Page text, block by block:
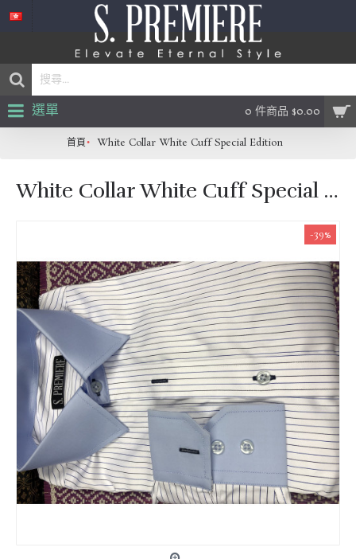
0 件商品 $0.00
選單
首頁 White Collar White Cuff Special Edition
White Collar White Cuff Special Edition
-39%